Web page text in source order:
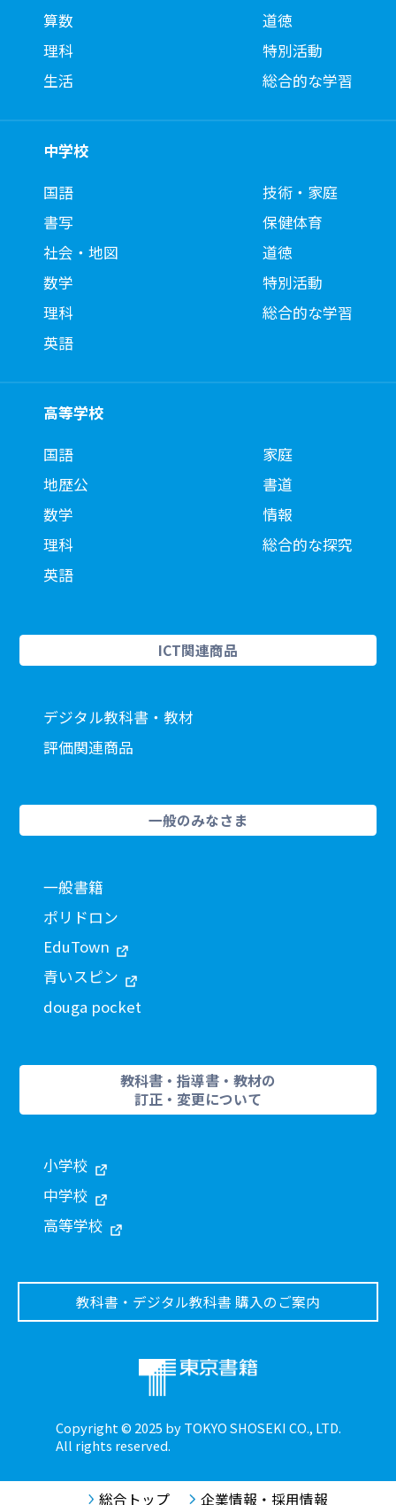
Copyright © 2025 by TOKYO SHOSEKI CO., LTD.
All rights reserved.
算数
理科
生活
道徳
特別活動
総合的な学習
中学校
国語
書写
社会・地図
数学
理科
英語
技術・家庭
保健体育
道徳
特別活動
総合的な学習
高等学校
国語
地歴公
数学
理科
英語
家庭
書道
情報
総合的な探究
ICT関連商品
デジタル教科書・教材
評価関連商品
一般のみなさま
一般書籍
ポリドロン
EduTown
青いスピン
douga pocket
教科書・指導書・教材の
訂正・変更について
小学校
中学校
高等学校
教科書・デジタル教科書 購入のご案内
総合トップ 企業情報・採用情報